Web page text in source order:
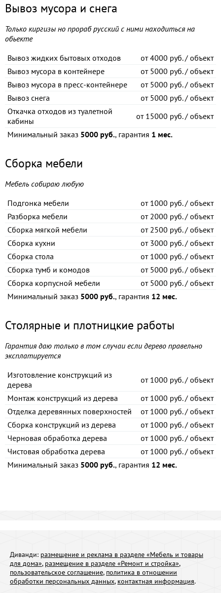
Вывоз мусора и снега
Только киргизы но прораб русский с ними находиться на
обьекте
Вывоз жидких бытовых отходов
от4000 руб. / объект
Вывоз мусора в контейнере
от5000 руб. / объект
Вывоз мусора в пресс-контейнере
от5000 руб. / объект
Вывоз снега
от5000 руб. / объект
Откачка отходов из туалетной
кабины
от15000 руб. / объект
Минимальный заказ 5000 руб., гарантия 1 мес.
Сборка мебели
Мебель собираю любую
Подгонка мебели
от1000 руб. / объект
Разборка мебели
от2000 руб. / объект
Сборка мягкой мебели
от2500 руб. / объект
Сборка кухни
от3000 руб. / объект
Сборка стола
от1000 руб. / объект
Сборка тумб и комодов
от5000 руб. / объект
Сборка корпусной мебели
от5000 руб. / объект
Минимальный заказ 5000 руб., гарантия 12 мес.
Столярные и плотницкие работы
Гарантия даю только в том случаи если дерево правельно
эксплатируется
Изготовление конструкций из
дерева
от1000 руб. / объект
Монтаж конструкций из дерева
от1000 руб. / объект
Отделка деревянных поверхностей
от1000 руб. / объект
Сборка конструкций из дерева
от1000 руб. / объект
Черновая обработка дерева
от1000 руб. / объект
Чистовая обработка дерева
от1000 руб. / объект
Минимальный заказ 5000 руб., гарантия 12 мес.
Диванди: размещение и реклама в разделе «Мебель и товары
для дома», размещение в разделе «Ремонт и стройка»,
пользовательское соглашение, политика в отношении
обработки персональных данных, контактная информация.